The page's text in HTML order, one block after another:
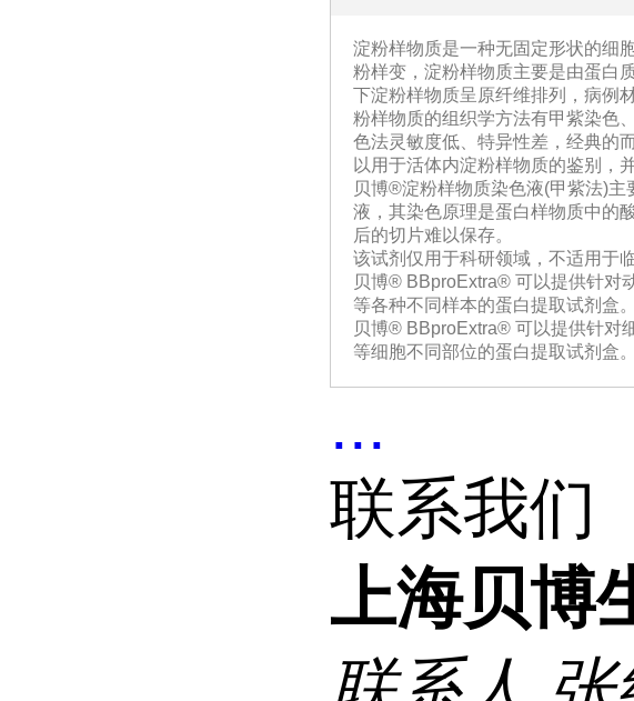
淀粉样物质是一种无固定形状的细
粉样变，淀粉样物质主要是由蛋白
下淀粉样物质呈原纤维排列，病例
粉样物质的组织学方法有甲紫染色
色法灵敏度低、特异性差，经典的
以用于活体内淀粉样物质的鉴别，
贝博®淀粉样物质染色液(甲紫法)
液，其染色原理是蛋白样物质中的
后的切片难以保存。
该试剂仅用于科研领域，不适用于
贝博® BBproExtra® 可以提供针对
等各种不同样本的蛋白提取试剂盒。
贝博® BBproExtra® 可以提供针对
等细胞不同部位的蛋白提取试剂盒。
...
联系我们
上海贝博